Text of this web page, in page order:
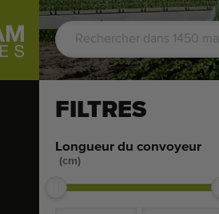
FILTRES
Longueur du convoyeur
(cm)